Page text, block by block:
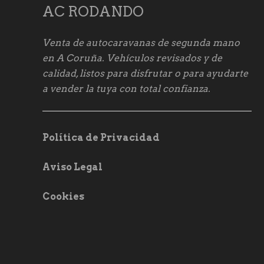
AC RODANDO
Venta de autocaravanas de segunda mano
en A Coruña. Vehículos revisados y de
calidad, listos para disfrutar o para ayudarte
a vender la tuya con total confianza.
Política de Privacidad
Aviso Legal
Cookies